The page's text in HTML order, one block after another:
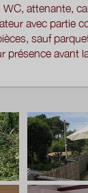
attenante,
avec partie
sauf
présence avant